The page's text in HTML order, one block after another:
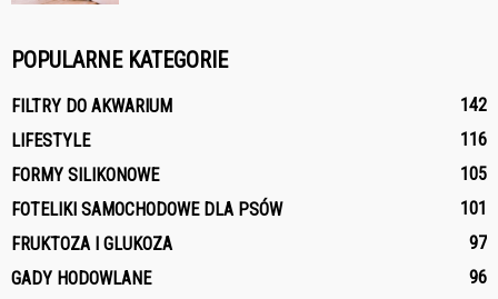
POPULARNE KATEGORIE
FILTRY DO AKWARIUM
142
LIFESTYLE
116
FORMY SILIKONOWE
105
FOTELIKI SAMOCHODOWE DLA PSÓW
101
FRUKTOZA I GLUKOZA
97
GADY HODOWLANE
96